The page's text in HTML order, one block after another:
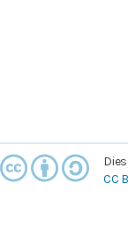
CC